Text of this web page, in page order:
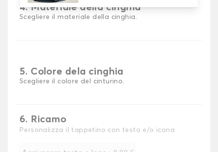
4. Materiale della cinghia
Scegliere il materiale della cinghia.
5. Colore dela cinghia
Scegliere il colore del cinturino.
6. Ricamo
Personalizza il tappetino con testo e/o icona